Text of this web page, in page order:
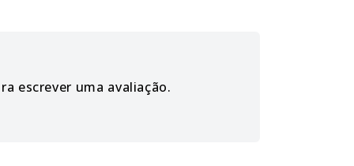
escrever uma avaliação.